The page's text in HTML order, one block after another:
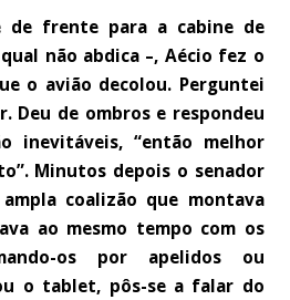
de frente para a cabine de
não abdica –, Aécio fez o
o avião decolou. Perguntei
Deu de ombros e respondeu
inevitáveis, “então melhor
Minutos depois o senador
coalizão que montava
ao mesmo tempo com os
os por apelidos ou
o tablet, pôs-se a falar do